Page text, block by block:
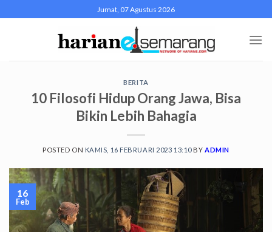
to
Jumat, 07 Agustus 2026
BERITA
10 Filosofi Hidup Orang Jawa, Bisa
Bikin Lebih Bahagia
POSTED ON KAMIS, 16 FEBRUARI 2023 13:10BY ADMIN
16
Feb